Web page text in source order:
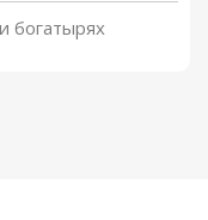
богатырях